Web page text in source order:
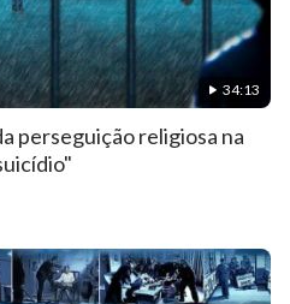
34:13
perseguição religiosa na